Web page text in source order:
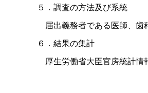
５．調査の方法及び系統
届出義務者である医師、歯
６．結果の集計
厚生労働省大臣官房統計情